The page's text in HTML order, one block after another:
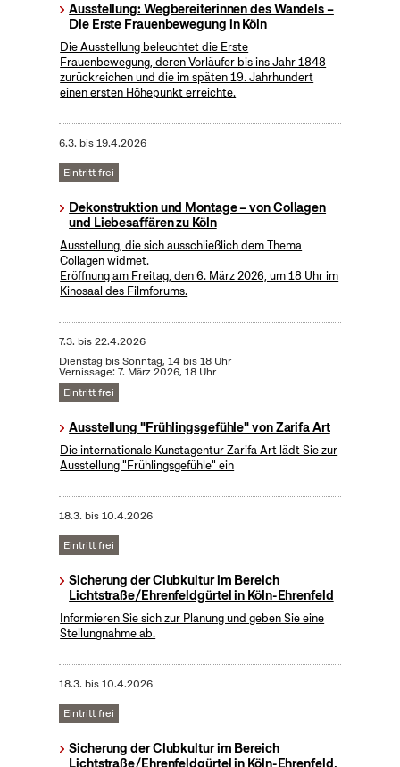
Ausstellung: Wegbereiterinnen des Wandels –
Die Erste Frauenbewegung in Köln
Die Ausstellung beleuchtet die Erste
Frauenbewegung, deren Vorläufer bis ins Jahr 1848
zurückreichen und die im späten 19. Jahrhundert
einen ersten Höhepunkt erreichte.
6.3. bis19.4.2026
Eintritt frei
Dekonstruktion und Montage – von Collagen
und Liebesaffären zu Köln
Ausstellung, die sich ausschließlich dem Thema
Collagen widmet.
Eröffnung am Freitag, den 6. März 2026, um 18 Uhr im
Kinosaal des Filmforums.
7.3. bis22.4.2026
Dienstag bis Sonntag, 14 bis 18 Uhr
Vernissage: 7. März 2026, 18 Uhr
Eintritt frei
Ausstellung "Frühlingsgefühle" von Zarifa Art
Die internationale Kunstagentur Zarifa Art lädt Sie zur
Ausstellung "Frühlingsgefühle" ein
18.3. bis10.4.2026
Eintritt frei
Sicherung der Clubkultur im Bereich
Lichtstraße/Ehrenfeldgürtel in Köln-Ehrenfeld
Informieren Sie sich zur Planung und geben Sie eine
Stellungnahme ab.
18.3. bis10.4.2026
Eintritt frei
Sicherung der Clubkultur im Bereich
Lichtstraße/Ehrenfeldgürtel in Köln-Ehrenfeld,